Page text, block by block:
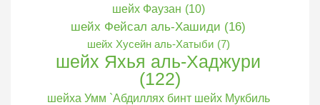
шейх Фаузан (10)
шейх Фейсал аль-Хашиди (16)
шейх Хусейн аль-Хатыби (7)
шейх Яхья аль-Хаджури
(122)
шейха Умм `Абдиллях бинт шейх Мукбиль